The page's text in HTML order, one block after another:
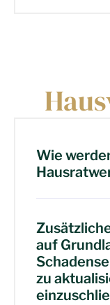
Wie
auf
zu